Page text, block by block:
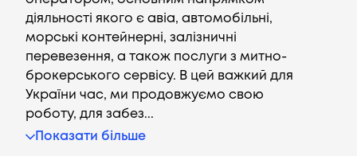
діяльності якого є авіа, автомобільні,
морські контейнерні, залізничні
перевезення, а також послуги з митно-
брокерського сервісу. В цей важкий для
України час, ми продовжуємо свою
роботу, для забез...
Показати більше